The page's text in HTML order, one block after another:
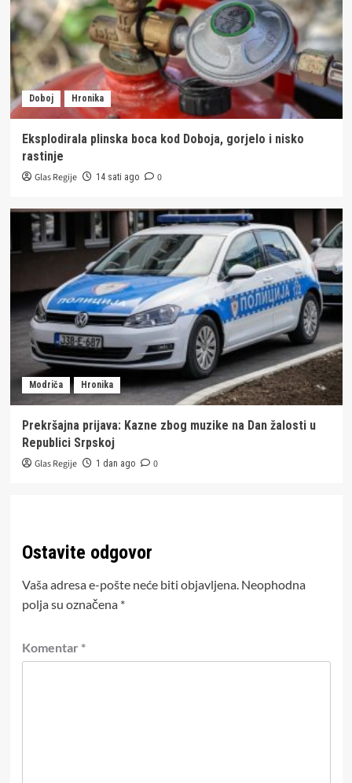
Doboj Hronika
Eksplodirala plinska boca kod Doboja, gorjelo i nisko
rastinje
Glas Regije 14 sati ago 0
Modriča Hronika
Prekršajna prijava: Kazne zbog muzike na Dan žalosti u
Republici Srpskoj
Glas Regije 1 dan ago 0
Ostavite odgovor
Vaša adresa e-pošte neće biti objavljena. Neophodna
polja su označena *
Komentar *